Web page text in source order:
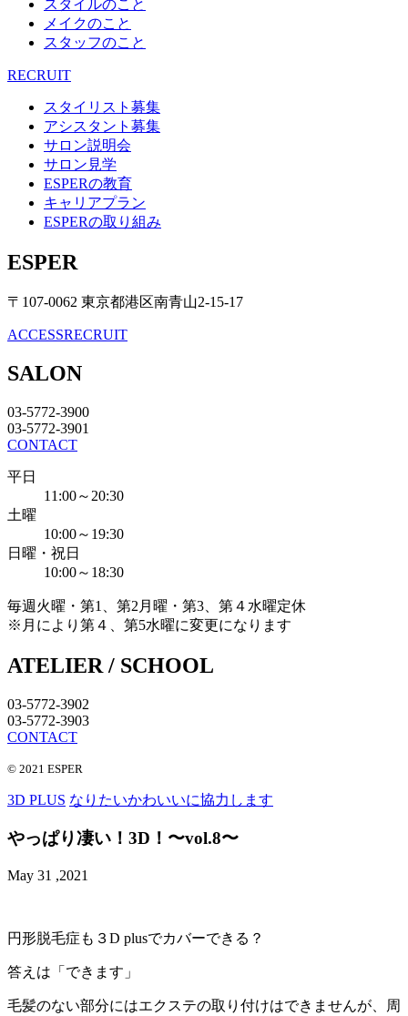
スタイルのこと
メイクのこと
スタッフのこと
RECRUIT
スタイリスト募集
アシスタント募集
サロン説明会
サロン見学
ESPERの教育
キャリアプラン
ESPERの取り組み
ESPER
〒107-0062 東京都港区南青山2-15-17
ACCESSRECRUIT
SALON
03-5772-3900
03-5772-3901
CONTACT
平日
11:00～20:30
土曜
10:00～19:30
日曜・祝日
10:00～18:30
毎週火曜・第1、第2月曜・第3、第４水曜定休
※月により第４、第5水曜に変更になります
ATELIER / SCHOOL
03-5772-3902
03-5772-3903
CONTACT
© 2021 ESPER
3D PLUS なりたいかわいいに協力します
やっぱり凄い！3D！〜vol.8〜
May 31 ,2021
円形脱毛症も３D plusでカバーできる？
答えは「できます」
毛髪のない部分にはエクステの取り付けはできませんが、周